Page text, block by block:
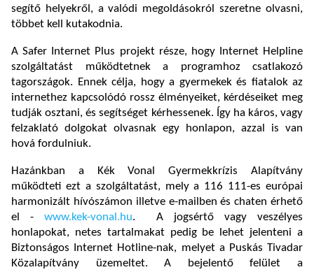
segítő helyekről, a valódi megoldásokról szeretne olvasni,
többet kell kutakodnia.
A Safer Internet Plus projekt része, hogy Internet Helpline
szolgáltatást működtetnek a programhoz csatlakozó
tagországok. Ennek célja, hogy a gyermekek és fiatalok az
internethez kapcsolódó rossz élményeiket, kérdéseiket meg
tudják osztani, és segítséget kérhessenek. Így ha káros, vagy
felzaklató dolgokat olvasnak egy honlapon, azzal is van
hová fordulniuk.
Hazánkban a Kék Vonal Gyermekkrízis Alapítvány
működteti ezt a szolgáltatást, mely a 116 111-es európai
harmonizált hívószámon illetve e-mailben és chaten érhető
el - www.kek-vonal.hu. A jogsértő vagy veszélyes
honlapokat, netes tartalmakat pedig be lehet jelenteni a
Biztonságos Internet Hotline-nak, melyet a Puskás Tivadar
Közalapítvány üzemeltet. A bejelentő felület a